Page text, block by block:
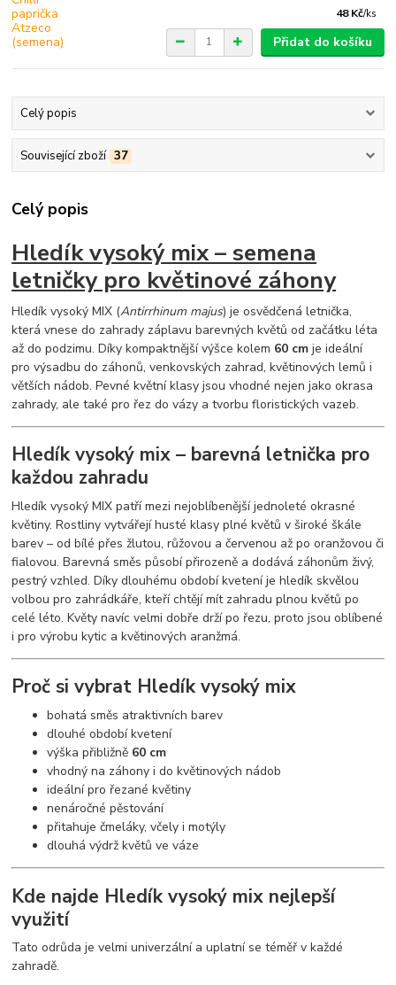
48 Kč/ks
Přidat do košíku
Celý popis
Související zboží 37
Celý popis
Hledík vysoký mix – semena
letničky pro květinové záhony
Hledík vysoký MIX (Antirrhinum majus) je osvědčená letnička,
která vnese do zahrady záplavu barevných květů od začátku léta
až do podzimu. Díky kompaktnější výšce kolem 60 cm je ideální
pro výsadbu do záhonů, venkovských zahrad, květinových lemů i
větších nádob. Pevné květní klasy jsou vhodné nejen jako okrasa
zahrady, ale také pro řez do vázy a tvorbu floristických vazeb.
Hledík vysoký mix – barevná letnička pro
každou zahradu
Hledík vysoký MIX patří mezi nejoblíbenější jednoleté okrasné
květiny. Rostliny vytvářejí husté klasy plné květů v široké škále
barev – od bílé přes žlutou, růžovou a červenou až po oranžovou či
fialovou. Barevná směs působí přirozeně a dodává záhonům živý,
pestrý vzhled. Díky dlouhému období kvetení je hledík skvělou
volbou pro zahrádkáře, kteří chtějí mít zahradu plnou květů po
celé léto. Květy navíc velmi dobře drží po řezu, proto jsou oblíbené
i pro výrobu kytic a květinových aranžmá.
Proč si vybrat Hledík vysoký mix
bohatá směs atraktivních barev
dlouhé období kvetení
výška přibližně 60 cm
vhodný na záhony i do květinových nádob
ideální pro řezané květiny
nenáročné pěstování
přitahuje čmeláky, včely i motýly
dlouhá výdrž květů ve váze
Kde najde Hledík vysoký mix nejlepší
využití
Tato odrůda je velmi univerzální a uplatní se téměř v každé
zahradě.